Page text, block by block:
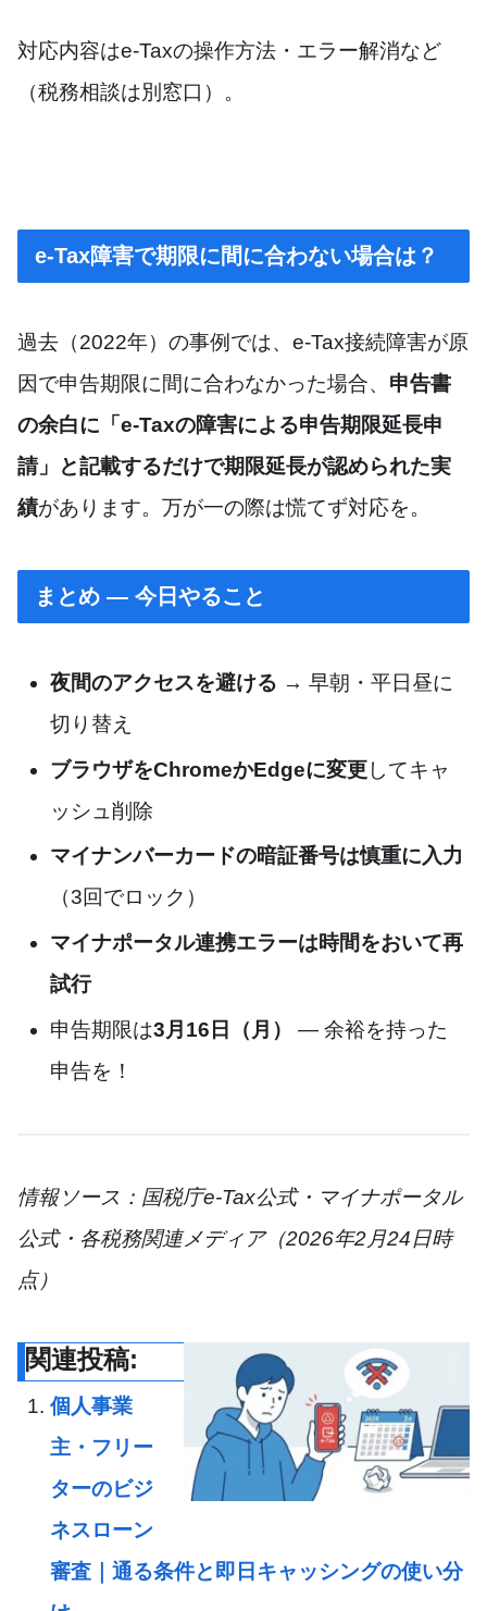
対応内容はe-Taxの操作方法・エラー解消など
（税務相談は別窓口）。
e-Tax障害で期限に間に合わない場合は？
過去（2022年）の事例では、e-Tax接続障害が原
因で申告期限に間に合わなかった場合、 申告書
の余白に「e-Taxの障害による申告期限延長申
請」と記載するだけで期限延長が認められた実
績があります。万が一の際は慌てず対応を。
まとめ — 今日やること
夜間のアクセスを避ける → 早朝・平日昼に
切り替え
ブラウザをChromeかEdgeに変更してキャ
ッシュ削除
マイナンバーカードの暗証番号は慎重に入力
（3回でロック）
マイナポータル連携エラーは時間をおいて再
試行
申告期限は3月16日（月）
— 余裕を持った
申告を！
情報ソース：国税庁e-Tax公式・マイナポータル
公式・各税務関連メディア（2026年2月24日時
点）
関連投稿:
個人事業
主・フリー
ターのビジ
ネスローン
審査｜通る条件と即日キャッシングの使い分